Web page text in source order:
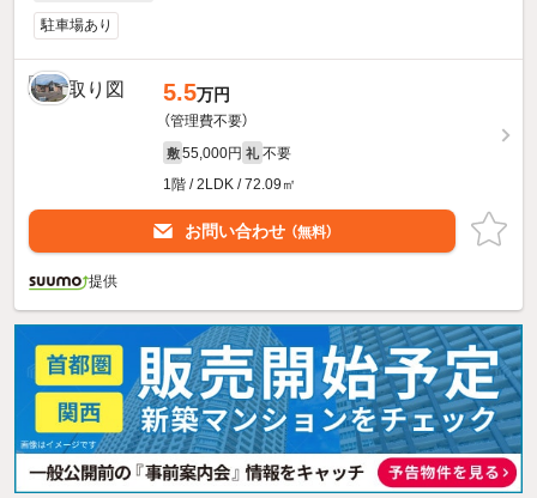
駐車場あり
5.5万円
（管理費不要）
敷 55,000円 礼 不要
1階 / 2LDK / 72.09㎡
お問い合わせ （無料）
提供